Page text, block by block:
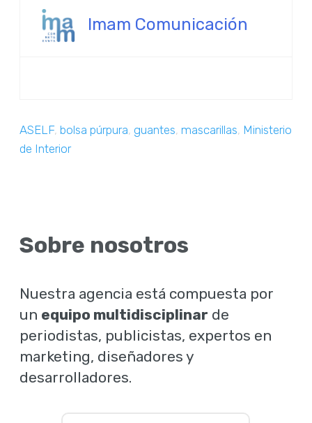
Imam Comunicación
ASELF,bolsa púrpura, guantes,mascarillas, Ministerio
de Interior
Sobre nosotros
Nuestra agencia está compuesta por
un equipo multidisciplinar de
periodistas, publicistas, expertos en
marketing, diseñadores y
desarrolladores.